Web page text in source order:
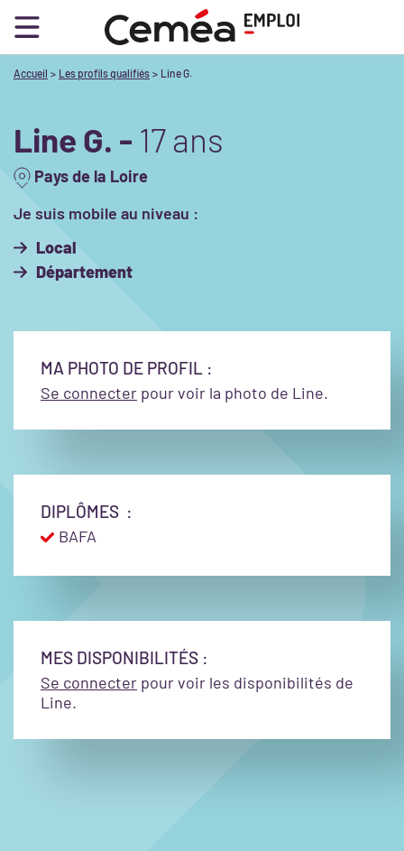
Accueil Les profils qualifiés Line G.
Line G. - 17 ans
Pays de la Loire
Je suis mobile au niveau :
Local
Département
MA PHOTO DE PROFIL :
Se connecter pour voir la photo de Line.
DIPLÔMES :
BAFA
MES DISPONIBILITÉS :
Se connecter pour voir les disponibilités de
Line.